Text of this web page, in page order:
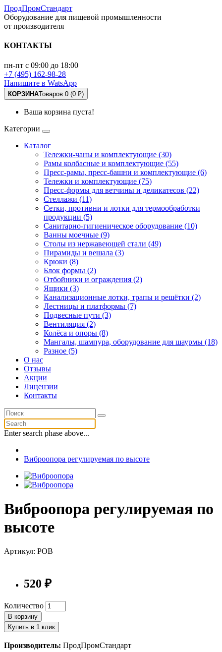
ПродПромСтандарт
Оборудование для пищевой промышленности
от производителя
КОНТАКТЫ
пн-пт с 09:00 до 18:00
+7 (495) 162-98-28
Напишите в WatsApp
КОРЗИНАТоваров 0 (0 ₽)
Ваша корзина пуста!
Категории
Каталог
Тележки-чаны и комплектующие (30)
Рамы колбасные и комплектующие (55)
Пресс-рамы, пресс-башни и комплектующие (6)
Тележки и комплектующие (75)
Пресс-формы для ветчины и деликатесов (22)
Стеллажи (11)
Сетки, противни и лотки для термообработки
продукции (5)
Санитарно-гигиеническое оборудование (10)
Ванны моечные (9)
Столы из нержавеющей стали (49)
Пирамиды и вешала (3)
Крюки (8)
Блок формы (2)
Отбойники и ограждения (2)
Ящики (3)
Канализационные лотки, трапы и решётки (2)
Лестницы и платформы (7)
Подвесные пути (3)
Вентиляция (2)
Колёса и опоры (8)
Мангалы, шампура, оборудование для шаурмы (18)
Разное (5)
О нас
Отзывы
Акции
Лицензии
Контакты
Enter search phase above...
Виброопора регулируемая по высоте
Виброопора регулируемая по
высоте
Артикул: РОВ
520 ₽
Количество
В корзину
Купить в 1 клик
Производитель: ПродПромСтандарт